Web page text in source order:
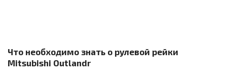
Что необходимо знать о рулевой рейки
Mitsubishi Outlandr